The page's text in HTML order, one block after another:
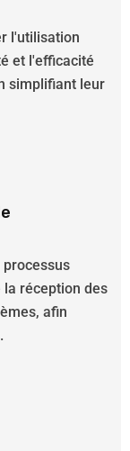
l'utilisation
et l'efficacité
simplifiant leur
réception des
afin